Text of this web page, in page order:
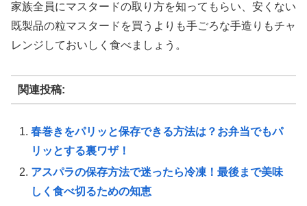
家族全員にマスタードの取り方を知ってもらい、安くない
既製品の粒マスタードを買うよりも手ごろな手造りもチャ
レンジしておいしく食べましょう。
関連投稿:
春巻きをパリッと保存できる方法は？お弁当でもパ
リッとする裏ワザ！
アスパラの保存方法で迷ったら冷凍！最後まで美味
しく食べ切るための知恵